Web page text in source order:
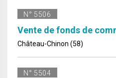
N° 5506
Vente de fonds de
Château-Chinon (58)
N° 5504